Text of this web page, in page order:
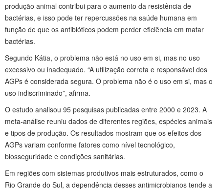
produção animal contribui para o aumento da resistência de
bactérias, e isso pode ter repercussões na saúde humana em
função de que os antibióticos podem perder eficiência em matar
bactérias.
Segundo Kátia, o problema não está no uso em si, mas no uso
excessivo ou inadequado. “A utilização correta e responsável dos
AGPs é considerada segura. O problema não é o uso em si, mas o
uso indiscriminado”, afirma.
O estudo analisou 95 pesquisas publicadas entre 2000 e 2023. A
meta-análise reuniu dados de diferentes regiões, espécies animais
e tipos de produção. Os resultados mostram que os efeitos dos
AGPs variam conforme fatores como nível tecnológico,
biosseguridade e condições sanitárias.
Em regiões com sistemas produtivos mais estruturados, como o
Rio Grande do Sul, a dependência desses antimicrobianos tende a